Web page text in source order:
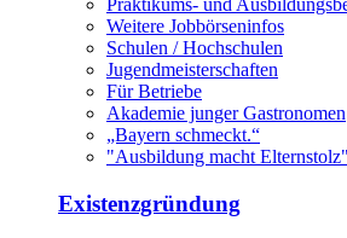
Praktikums- und
Weitere Jobbörseninfos
Schulen / Hochschulen
Jugendmeisterschaften
Für Betriebe
Akademie junger Gastronomen
„Bayern schmeckt.“
"Ausbildung macht Elternstolz"
Existenzgründung